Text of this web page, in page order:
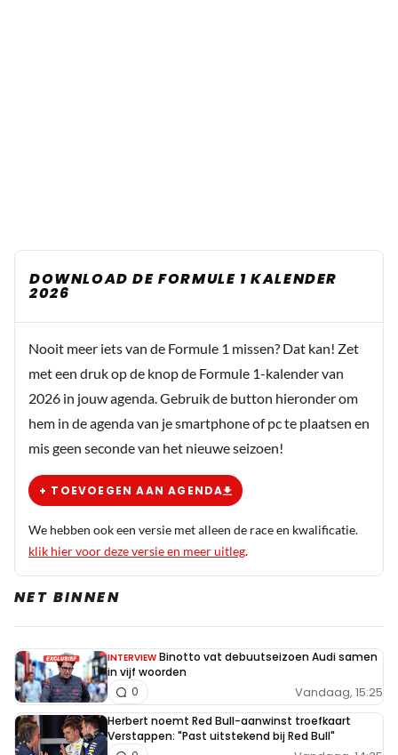
DOWNLOAD DE FORMULE 1 KALENDER
2026
Nooit meer iets van de Formule 1 missen? Dat kan! Zet
met een druk op de knop de Formule 1-kalender van
2026 in jouw agenda. Gebruik de button hieronder om
hem in de agenda van je smartphone of pc te plaatsen en
mis geen seconde van het nieuwe seizoen!
+ TOEVOEGEN AAN AGENDA
We hebben ook een versie met alleen de race en kwalificatie.
klik hier voor deze versie en meer uitleg.
NET BINNEN
INTERVIEW Binotto vat debuutseizoen Audi samen
in vijf woorden
Vandaag, 15:25
0
Herbert noemt Red Bull-aanwinst troefkaart
Verstappen: "Past uitstekend bij Red Bull"